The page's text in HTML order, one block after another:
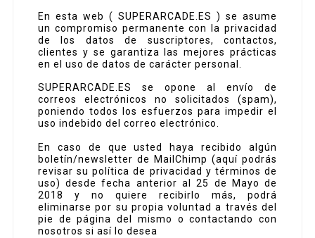
En esta web ( SUPERARCADE.ES ) se asume
un compromiso permanente con la privacidad
de los datos de suscriptores, contactos,
clientes y se garantiza las mejores prácticas
en el uso de datos de carácter personal.
SUPERARCADE.ES se opone al envío de
correos electrónicos no solicitados (spam),
poniendo todos los esfuerzos para impedir el
uso indebido del correo electrónico.
En caso de que usted haya recibido algún
boletín/newsletter de MailChimp (aquí podrás
revisar su política de privacidad y términos de
uso) desde fecha anterior al 25 de Mayo de
2018 y no quiere recibirlo más, podrá
eliminarse por su propia voluntad a través del
pie de página del mismo o contactando con
nosotros si así lo desea